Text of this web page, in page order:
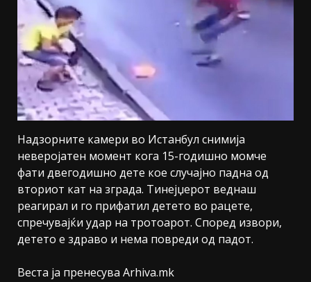
Надзорните камери во Истанбул снимија
неверојатен момент кога 15-годишно момче
фати двегодишно дете кое случајно падна од
вториот кат на зграда. Тинејџерот веднаш
реагирал и го прифатил детето во рацете,
спречувајќи удар на тротоарот. Според извори,
детето е здраво и нема повреди од падот.
Веста ја пренесува Arhiva.mk